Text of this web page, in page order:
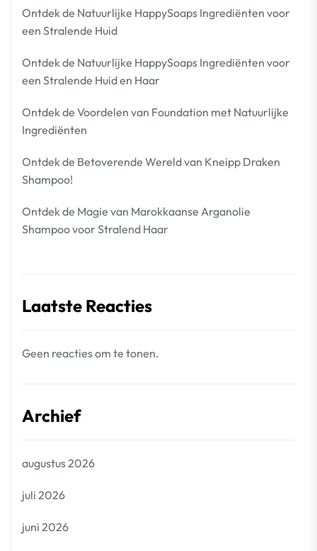
Ontdek de Natuurlijke HappySoaps Ingrediënten voor
een Stralende Huid
Ontdek de Natuurlijke HappySoaps Ingrediënten voor
een Stralende Huid en Haar
Ontdek de Voordelen van Foundation met Natuurlijke
Ingrediënten
Ontdek de Betoverende Wereld van Kneipp Draken
Shampoo!
Ontdek de Magie van Marokkaanse Arganolie
Shampoo voor Stralend Haar
Laatste Reacties
Geen reacties om te tonen.
Archief
augustus 2026
juli 2026
juni 2026